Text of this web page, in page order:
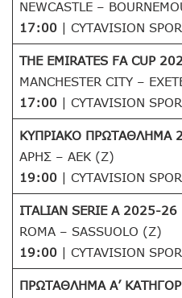
NEWCASTLE –
17:00| CYTAVISION
THE EMIRATES FA CUP
MANCHESTER CITY –
17:00| CYTAVISION
ΚΥΠΡΙΑΚΟ ΠΡΩΤΑΘΛΗΜΑ
ΑΡΗΣ – ΑΕΚ (Z)
19:00| CYTAVISION
ITALIAN SERIE A 2025-26
ROMA – SASSUOLO (Z)
19:00| CYTAVISION
ΠΡΩΤΑΘΛΗΜΑ Α’